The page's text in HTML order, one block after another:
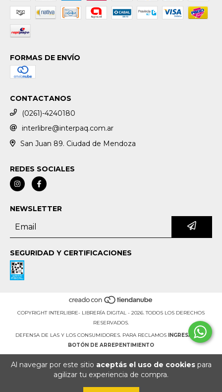
Al navegar por este sitio aceptás el uso de cookiespara
agilizar tu experiencia de compra.
FORMAS DE ENVÍO
CONTACTANOS
(0261)-4240180
interlibre@interpaq.com.ar
San Juan 89. Ciudad de Mendoza
REDES SOCIALES
NEWSLETTER
SEGURIDAD Y CERTIFICACIONES
COPYRIGHT INTERLIBRE- LIBRERÍA DIGITAL - 2026. TODOS LOS DERECHOS
RESERVADOS.
DEFENSA DE LAS Y LOS CONSUMIDORES. PARA RECLAMOS
INGRESÁ ACÁ.
BOTÓN DE ARREPENTIMIENTO